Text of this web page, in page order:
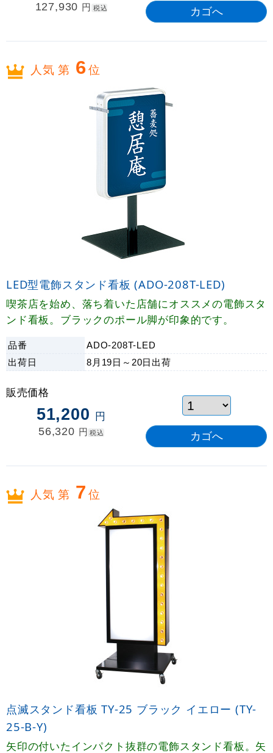
127,930 円 税込
人気 第 6位
LED型電飾スタンド看板 (ADO-208T-LED)
喫茶店を始め、落ち着いた店舗にオススメの電飾スタ
ンド看板。ブラックのポール脚が印象的です。
品番 ADO-208T-LED
出荷日 8月19日～20日 出荷
販売価格
51,200 円
56,320 円 税込
人気 第 7位
点滅スタンド看板 TY-25 ブラック イエロー (TY-
25-B-Y)
矢印の付いたインパクト抜群の電飾スタンド看板。矢